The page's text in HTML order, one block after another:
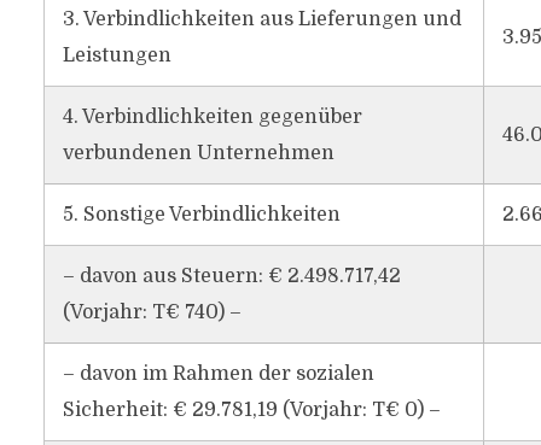
3. Verbindlichkeiten aus Lieferungen und
Leistungen
4. Verbindlichkeiten gegenüber
verbundenen Unternehmen
5. Sonstige Verbindlichkeiten
– davon aus Steuern: € 2.498.717,42
(Vorjahr: T€ 740) –
– davon im Rahmen der sozialen
Sicherheit: € 29.781,19 (Vorjahr: T€ 0) –